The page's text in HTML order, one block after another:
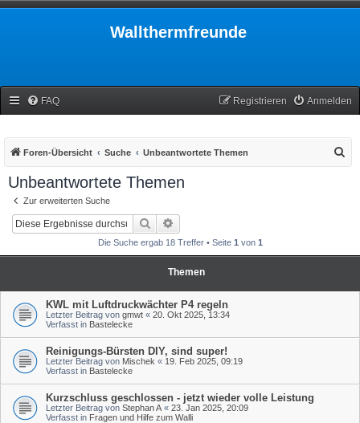
Wallthermfreunde
FAQ Anmelden
Registrieren
Foren-Übersicht Suche Unbeantwortete Themen
Unbeantwortete Themen
Zur erweiterten Suche
Suche
Die Suche ergab 18 Treffer • Seite 1 von 1
Themen
KWL mit Luftdruckwächter P4 regeln
Letzter Beitrag von gmwt « 20. Okt 2025, 13:34
Verfasst in Bastelecke
Reinigungs-Bürsten DIY, sind super!
Letzter Beitrag von Mischek « 19. Feb 2025, 09:19
Verfasst in Bastelecke
Kurzschluss geschlossen - jetzt wieder volle Leistung
Letzter Beitrag von Stephan A « 23. Jan 2025, 20:09
Verfasst in Fragen und Hilfe zum Walli